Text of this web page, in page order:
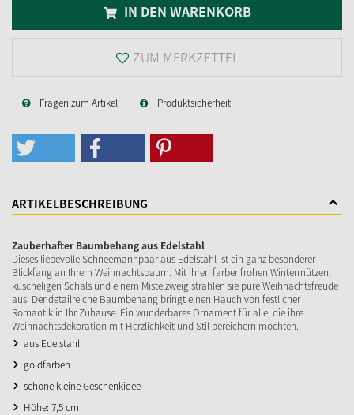
IN DEN WARENKORB
ZUM MERKZETTEL
Fragen zum Artikel Produktsicherheit
ARTIKELBESCHREIBUNG
Zauberhafter Baumbehang aus Edelstahl
Dieses liebevolle Schneemannpaar aus Edelstahl ist ein ganz besonderer
Blickfang an Ihrem Weihnachtsbaum. Mit ihren farbenfrohen Wintermützen,
kuscheligen Schals und einem Mistelzweig strahlen sie pure Weihnachtsfreude
aus. Der detailreiche Baumbehang bringt einen Hauch von festlicher
Romantik in Ihr Zuhause. Ein wunderbares Ornament für alle, die ihre
Weihnachtsdekoration mit Herzlichkeit und Stil bereichern möchten.
aus Edelstahl
goldfarben
schöne kleine Geschenkidee
Höhe: 7,5 cm